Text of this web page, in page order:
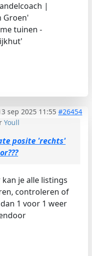
|
Groen'
tuinen -
sep 2025 11:55 #26454
Youll
posite 'rechts'
je alle listings
controleren of
1 voor 1 weer